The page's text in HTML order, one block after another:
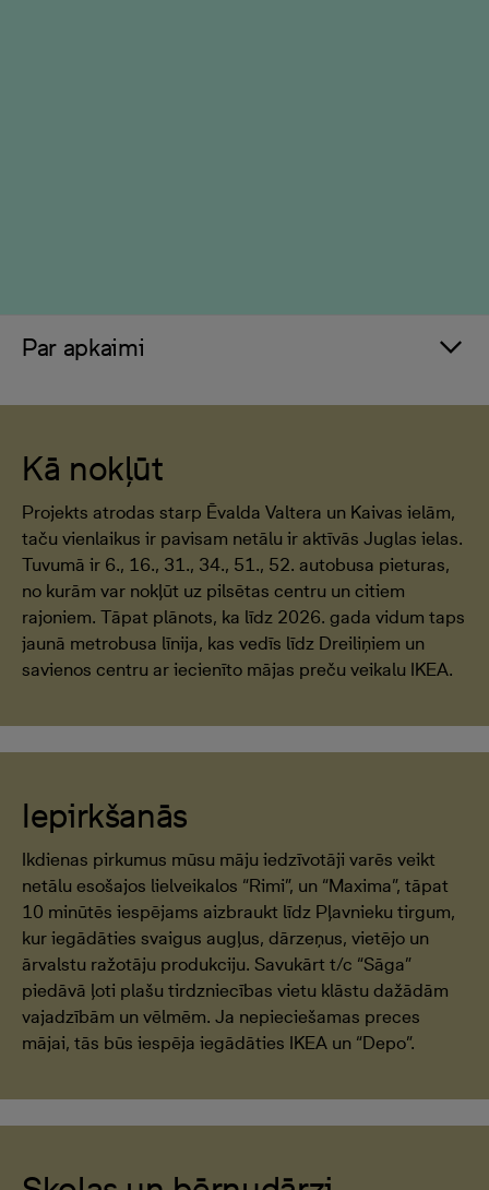
Par apkaimi
Kā nokļūt
Projekts atrodas starp Ēvalda Valtera un Kaivas ielām,
taču vienlaikus ir pavisam netālu ir aktīvās Juglas ielas.
Tuvumā ir 6., 16., 31., 34., 51., 52. autobusa pieturas,
no kurām var nokļūt uz pilsētas centru un citiem
rajoniem. Tāpat plānots, ka līdz 2026. gada vidum taps
jaunā metrobusa līnija, kas vedīs līdz Dreiliņiem un
savienos centru ar iecienīto mājas preču veikalu IKEA.
Iepirkšanās
Ikdienas pirkumus mūsu māju iedzīvotāji varēs veikt
netālu esošajos lielveikalos “Rimi”, un “Maxima”, tāpat
10 minūtēs iespējams aizbraukt līdz Pļavnieku tirgum,
kur iegādāties svaigus augļus, dārzeņus, vietējo un
ārvalstu ražotāju produkciju. Savukārt t/c “Sāga”
piedāvā ļoti plašu tirdzniecības vietu klāstu dažādām
vajadzībām un vēlmēm. Ja nepieciešamas preces
mājai, tās būs iespēja iegādāties IKEA un “Depo”.